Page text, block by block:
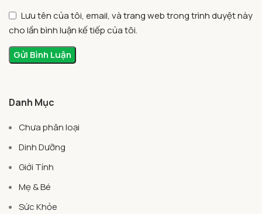
Lưu tên của tôi, email, và trang web trong trình duyệt này
cho lần bình luận kế tiếp của tôi.
Danh Mục
Chưa phân loại
Dinh Dưỡng
Giới Tính
Mẹ & Bé
Sức Khỏe